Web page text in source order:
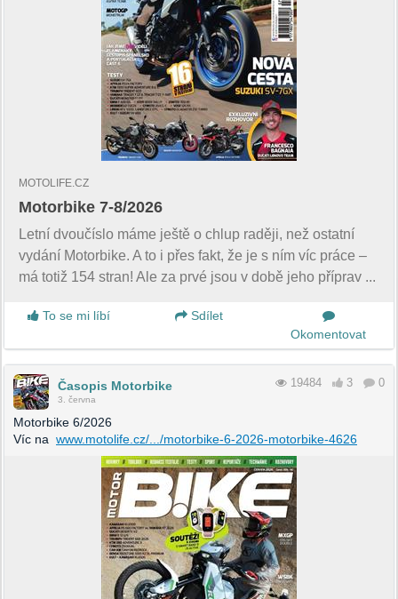
MOTOLIFE.CZ
Motorbike 7-8/2026
Letní dvoučíslo máme ještě o chlup raději, než ostatní
vydání Motorbike. A to i přes fakt, že je s ním víc práce –
má totiž 154 stran! Ale za prvé jsou v době jeho příprav ...
To se mi líbí
Sdílet
Okomentovat
Časopis Motorbike
3. června
19484 3 0
Motorbike 6/2026
Víc na www.motolife.cz/.../motorbike-6-2026-motorbike-4626